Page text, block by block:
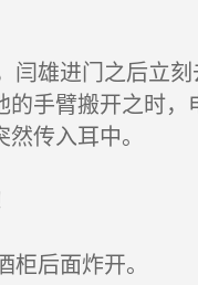
雄进门之后立刻
的手臂搬开之时，
传入耳中。
后面炸开。